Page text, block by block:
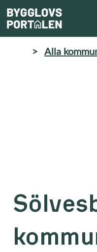
> Alla